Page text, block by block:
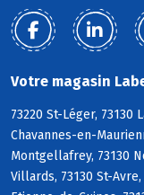
Votre magasin
73220 St-Léger, 73130
Chavannes-en-
Montgellafrey, 73130
Villards, 73130 St-